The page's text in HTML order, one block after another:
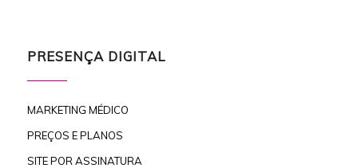
PRESENÇA DIGITAL
MARKETING MÉDICO
PREÇOS E PLANOS
SITE POR ASSINATURA